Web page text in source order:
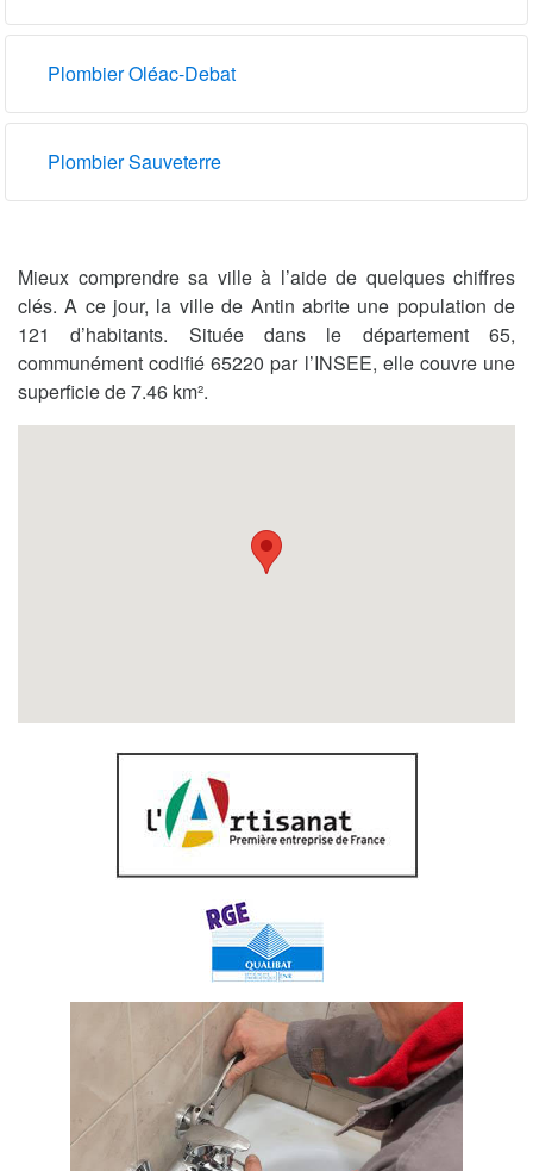
Plombier Oléac-Debat
Plombier Sauveterre
Mieux comprendre sa ville à l’aide de quelques chiffres
clés. A ce jour, la ville de Antin abrite une population de
121 d’habitants. Située dans le département 65,
communément codifié 65220 par l’INSEE, elle couvre une
superficie de 7.46 km².